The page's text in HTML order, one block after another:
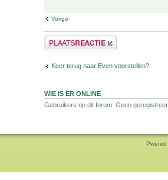
Vorige
Plaats een reactie
Keer terug naar Even voorstellen?
WIE IS ER ONLINE
Gebruikers op dit forum: Geen